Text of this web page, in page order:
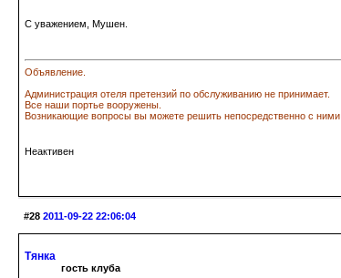
С уважением, Мушен.
Объявление.
Администрация отеля претензий по обслуживанию не принимает.
Все наши портье вооружены.
Возникающие вопросы вы можете решить непосредственно с ними.
Неактивен
#28 2011-09-22 22:06:04
Тянка
гость клуба